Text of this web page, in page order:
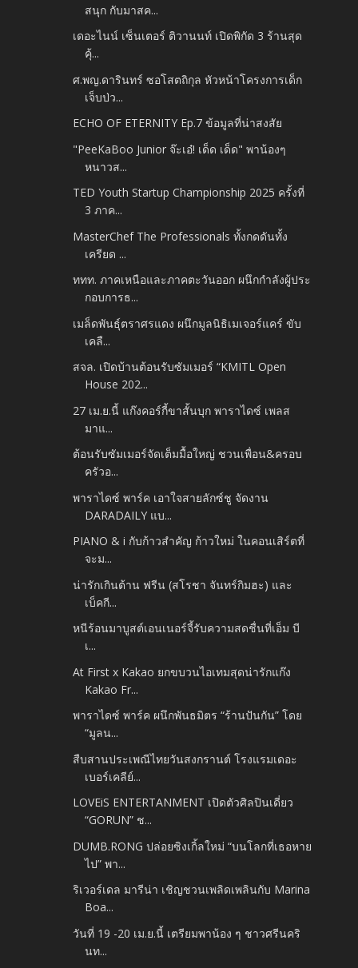
สนุก กับมาสค...
เดอะไนน์ เซ็นเตอร์ ติวานนท์ เปิดพิกัด 3 ร้านสุด
คุ้...
ศ.พญ.ดารินทร์ ซอโสตถิกุล หัวหน้าโครงการเด็ก
เจ็บป่ว...
ECHO OF ETERNITY Ep.7 ข้อมูลที่น่าสงสัย
"PeeKaBoo Junior จ๊ะเอ๋! เด็ด เด็ด" พาน้องๆ
หนาวส...
TED Youth Startup Championship 2025 ครั้งที่
3 ภาค...
MasterChef The Professionals ทั้งกดดันทั้ง
เครียด ...
ททท. ภาคเหนือและภาคตะวันออก ผนึกกำลังผู้ประ
กอบการธ...
เมล็ดพันธุ์ตราศรแดง ผนึกมูลนิธิเมเจอร์แคร์ ขับ
เคลื...
สจล. เปิดบ้านต้อนรับซัมเมอร์ “KMITL Open
House 202...
27 เม.ย.นี้ แก๊งคอร์กี้ขาสั้นบุก พาราไดซ์ เพลส
มาแ...
ต้อนรับซัมเมอร์จัดเต็มมื้อใหญ่ ชวนเพื่อน&ครอบ
ครัวอ...
พาราไดซ์ พาร์ค เอาใจสายลักซ์ชู จัดงาน
DARADAILY แบ...
PIANO & i กับก้าวสำคัญ ก้าวใหม่ ในคอนเสิร์ตที่
จะม...
น่ารักเกินต้าน ฟรีน (สโรชา จันทร์กิมฮะ) และ
เบ็คกี...
หนีร้อนมาบูสต์เอนเนอร์จี้รับความสดชื่นที่เอ็ม บี
เ...
At First x Kakao ยกขบวนไอเทมสุดน่ารักแก๊ง
Kakao Fr...
พาราไดซ์ พาร์ค ผนึกพันธมิตร “ร้านปันกัน” โดย
“มูลน...
สืบสานประเพณีไทยวันสงกรานต์ โรงแรมเดอะ
เบอร์เคลีย์...
LOVEiS ENTERTANMENT เปิดตัวศิลปินเดี่ยว
“GORUN” ช...
DUMB.RONG ปล่อยซิงเกิ้ลใหม่ “บนโลกที่เธอหาย
ไป” พา...
ริเวอร์เดล มารีน่า เชิญชวนเพลิดเพลินกับ Marina
Boa...
วันที่ 19 -20 เม.ย.นี้ เตรียมพาน้อง ๆ ชาวศรีนคริ
นท...